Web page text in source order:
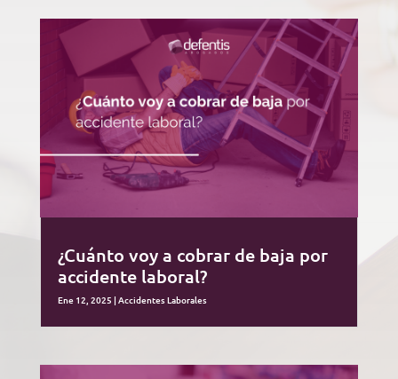
¿Cuánto voy a cobrar de baja por
accidente laboral?
Ene 12, 2025 | Accidentes Laborales